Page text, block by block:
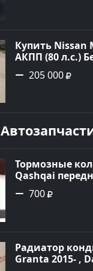
Авторынок23
Купить Nissan
АКПП (80 л.с.)
в
Хетчбэк 2003
205 000
Тормозные
Qashqai
700
Радиатор
Granta 2015- ,